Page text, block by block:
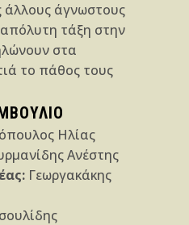
άλλους άγνωστους
τάξη στην
στα
το πάθος τους
Ηλίας
Ανέστης
Γεωργακάκης